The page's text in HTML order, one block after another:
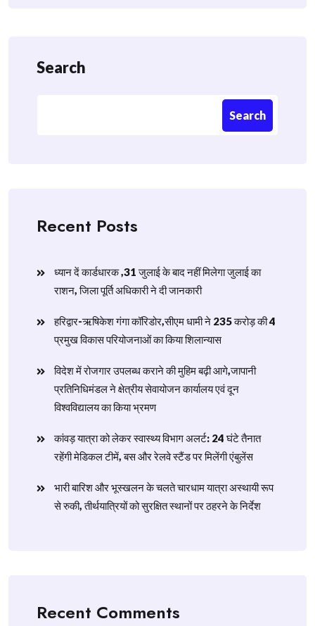
Search
Search
Recent Posts
ध्यान दें कार्डधारक ,31 जुलाई के बाद नहीं मिलेगा जुलाई का
राशन, जिला पूर्ति अधिकारी ने दी जानकारी
हरिद्वार-ऋषिकेश गंगा कॉरिडोर,सीएम धामी ने 235 करोड़ की 4
प्रमुख विकास परियोजनाओं का किया शिलान्यास
विदेश में रोजगार उपलब्ध कराने की मुहिम बढ़ी आगे,जापानी
प्रतिनिधिमंडल ने क्षेत्रीय सेवायोजन कार्यालय एवं दून
विश्वविद्यालय का किया भ्रमण
​कांवड़ यात्रा को लेकर स्वास्थ्य विभाग अलर्ट: 24 घंटे तैनात
रहेंगी मेडिकल टीमें, बस और रेलवे स्टैंड पर मिलेंगी एंबुलेंस
​भारी बारिश और भूस्खलन के चलते चारधाम यात्रा अस्थायी रूप
से रुकी, तीर्थयात्रियों को सुरक्षित स्थानों पर ठहरने के निर्देश
Recent Comments